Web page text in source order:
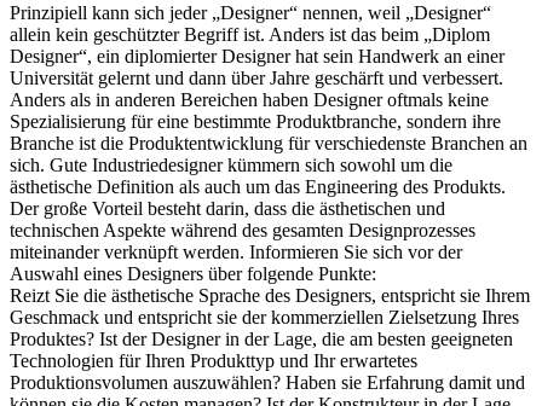
Prinzipiell kann sich jeder „Designer“ nennen, weil „Designer“
allein kein geschützter Begriff ist. Anders ist das beim „Diplom
Designer“, ein diplomierter Designer hat sein Handwerk an einer
Universität gelernt und dann über Jahre geschärft und verbessert.
Anders als in anderen Bereichen haben Designer oftmals keine
Spezialisierung für eine bestimmte Produktbranche, sondern ihre
Branche ist die Produktentwicklung für verschiedenste Branchen an
sich. Gute Industriedesigner kümmern sich sowohl um die
ästhetische Definition als auch um das Engineering des Produkts.
Der große Vorteil besteht darin, dass die ästhetischen und
technischen Aspekte während des gesamten Designprozesses
miteinander verknüpft werden. Informieren Sie sich vor der
Auswahl eines Designers über folgende Punkte:
Reizt Sie die ästhetische Sprache des Designers, entspricht sie Ihrem
Geschmack und entspricht sie der kommerziellen Zielsetzung Ihres
Produktes? Ist der Designer in der Lage, die am besten geeigneten
Technologien für Ihren Produkttyp und Ihr erwartetes
Produktionsvolumen auszuwählen? Haben sie Erfahrung damit und